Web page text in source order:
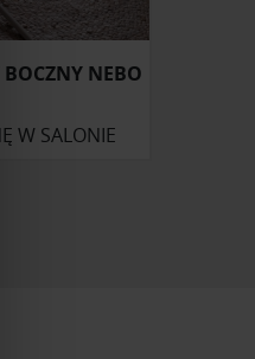
BOCZNY NEBO
W SALONIE